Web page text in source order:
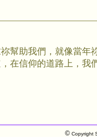
幫助我們，就像當年
在信仰的道路上，我
© Copyright